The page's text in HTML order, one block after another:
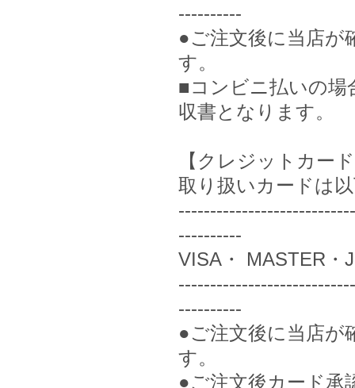
----------
●ご注文後に当店が
す。
■コンビニ払いの場
収書となります。
【クレジットカー
取り扱いカードは
----------
VISA・ MASTER・
----------
●ご注文後に当店が
す。
●ご注文後カード承